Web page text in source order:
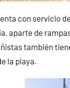
con servicio
aparte de
también
la playa.